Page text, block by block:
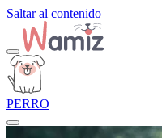
Saltar al contenido
PERRO